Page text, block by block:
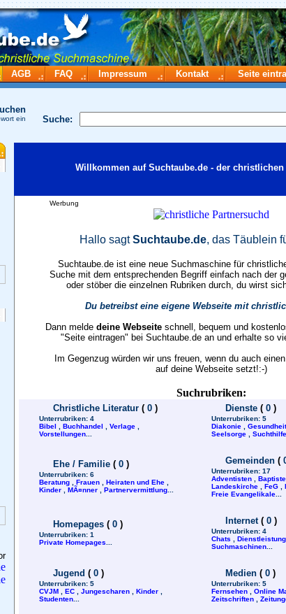
AGB FAQ Impressum Kontakt Seite
Suche:
ein
Willkommen auf Suchtaube.de - der
Werbung
Hallo sagtSuchtaube.de, das Täublein
Suchtaube.de ist eine neue Suchmaschine für
Suche mit dem entsprechenden Begriff einfach nach der
oder stöber die einzelnen Rubriken durch, du wirst
Du betreibst eine eigene Webseite mit
Dann melde deine Webseiteschnell, bequem und
"Seite eintragen" bei Suchtaube.de an und erhalte so
Im Gegenzug würden wir uns freuen, wenn du auch
auf deine Webseite setzt!:-)
Suchrubriken:
Christliche Literatur ( 0 )
Unterrubriken: 4
Bibel
Buchhandel Verlage
Vorstellungen
Dienste ( 0 )
Unterrubriken: 5
Diakonie
Gesundheit
Seelsorge
Suchthilfe
Ehe / Familie ( 0 )
Unterrubriken: 6
Beratung
Frauen Heiraten und Ehe
Kinder
MÃ¤nner Partnervermittlung
Gemeinden (
Unterrubriken: 17
Adventisten
Landeskirche
FeG
Freie Evangelikale
Homepages ( 0 )
Unterrubriken: 1
Private Homepages
Internet( 0 )
Unterrubriken: 4
Chats
Suchmaschinen
Jugend ( 0 )
Unterrubriken: 5
CVJM
EC Jungescharen Kinder
Studenten
Medien ( 0 )
Unterrubriken: 5
Fernsehen
Online
Zeitschriften